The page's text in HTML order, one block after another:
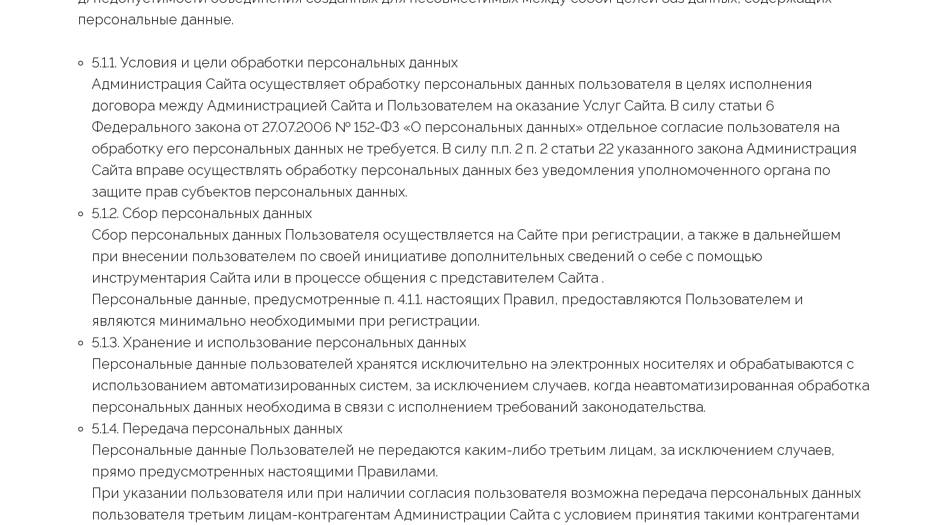
персональные данные.
5.1.1. Условия и цели обработки персональных данных
Администрация Сайта осуществляет обработку персональных данных пользователя в целях исполнения
договора между Администрацией Сайта и Пользователем на оказание Услуг Сайта. В силу статьи 6
Федерального закона от 27.07.2006 № 152-ФЗ «О персональных данных» отдельное согласие пользователя на
обработку его персональных данных не требуется. В силу п.п. 2 п. 2 статьи 22 указанного закона Администрация
Сайта вправе осуществлять обработку персональных данных без уведомления уполномоченного органа по
защите прав субъектов персональных данных.
5.1.2. Сбор персональных данных
Сбор персональных данных Пользователя осуществляется на Сайте при регистрации, а также в дальнейшем
при внесении пользователем по своей инициативе дополнительных сведений о себе с помощью
инструментария Сайта или в процессе общения с представителем Сайта .
Персональные данные, предусмотренные п. 4.1.1. настоящих Правил, предоставляются Пользователем и
являются минимально необходимыми при регистрации.
5.1.3. Хранение и использование персональных данных
Персональные данные пользователей хранятся исключительно на электронных носителях и обрабатываются с
использованием автоматизированных систем, за исключением случаев, когда неавтоматизированная обработка
персональных данных необходима в связи с исполнением требований законодательства.
5.1.4. Передача персональных данных
Персональные данные Пользователей не передаются каким-либо третьим лицам, за исключением случаев,
прямо предусмотренных настоящими Правилами.
При указании пользователя или при наличии согласия пользователя возможна передача персональных данных
пользователя третьим лицам-контрагентам Администрации Сайта с условием принятия такими контрагентами